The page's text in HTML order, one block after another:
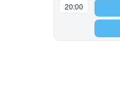
20:00